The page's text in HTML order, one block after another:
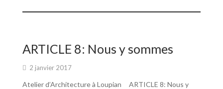
e
o
o
k
itt ta
er
ARTICLE 8: Nous y sommes
2 janvier 2017
Atelier d’Architecture à Loupian ARTICLE 8: Nous y